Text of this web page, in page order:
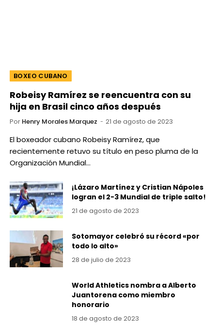
BOXEO CUBANO
Robeisy Ramírez se reencuentra con su
hija en Brasil cinco años después
Por Henry Morales Marquez 21 de agosto de 2023
El boxeador cubano Robeisy Ramírez, que
recientemente retuvo su título en peso pluma de la
Organización Mundial…
¡Lázaro Martínez y Cristian Nápoles
logran el 2-3 Mundial de triple salto!
21 de agosto de 2023
Sotomayor celebró su récord «por
todo lo alto»
28 de julio de 2023
World Athletics nombra a Alberto
Juantorena como miembro
honorario
18 de agosto de 2023